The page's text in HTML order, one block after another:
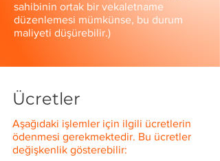
sahibinin ortak bir vekaletname
düzenlemesi mümkünse, bu durum
maliyeti düşürebilir.)
Ücretler
Aşağıdaki işlemler için ilgili ücretlerin
ödenmesi gerekmektedir. Bu ücretler
değişkenlik gösterebilir: